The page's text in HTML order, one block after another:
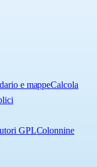
e mappeCalcola
GPLColonnine